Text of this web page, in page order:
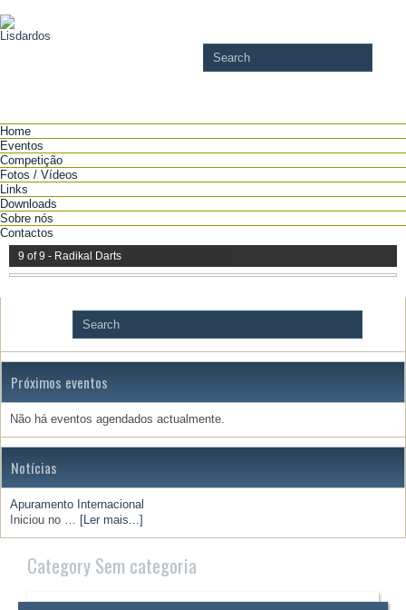
Home
Eventos
Competição
Fotos / Vídeos
Links
Downloads
Sobre nós
Contactos
9 of 9 - Radikal Darts
Próximos eventos
Não há eventos agendados actualmente.
Notícias
Apuramento Internacional
Iniciou no … [Ler mais...]
Category Sem categoria